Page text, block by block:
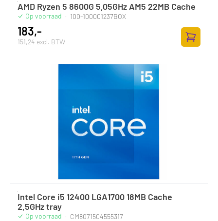
AMD Ryzen 5 8600G 5,05GHz AM5 22MB Cache
Op voorraad · 100-100001237BOX
183,-
151,24 excl. BTW
Zum
Intel Core i5 12400 LGA1700 18MB Cache
2,5GHz tray
Op voorraad · CM8071504555317